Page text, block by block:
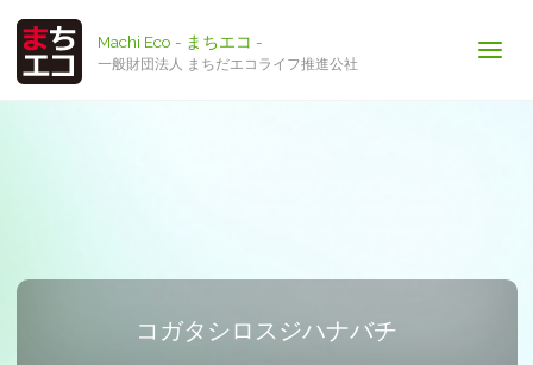
Machi Eco - まちエコ -
一般財団法人 まちだエコライフ推進公社
コガタシロスジハナバチ